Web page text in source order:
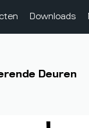
Downloads
Deuren